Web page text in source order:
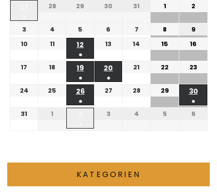
28 29 30 31 1 2
3 4 5 6 7 8
9
10
11
12
●
13 14 15 16
17 18
19
●
20
●
21 22 23
24 25
26
●
27 28 29
30
●
31 1 3 4 5 6
KATEGORIEN